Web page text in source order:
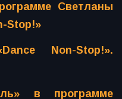
Светланы
Stop!»
Non-Stop!».
в программе